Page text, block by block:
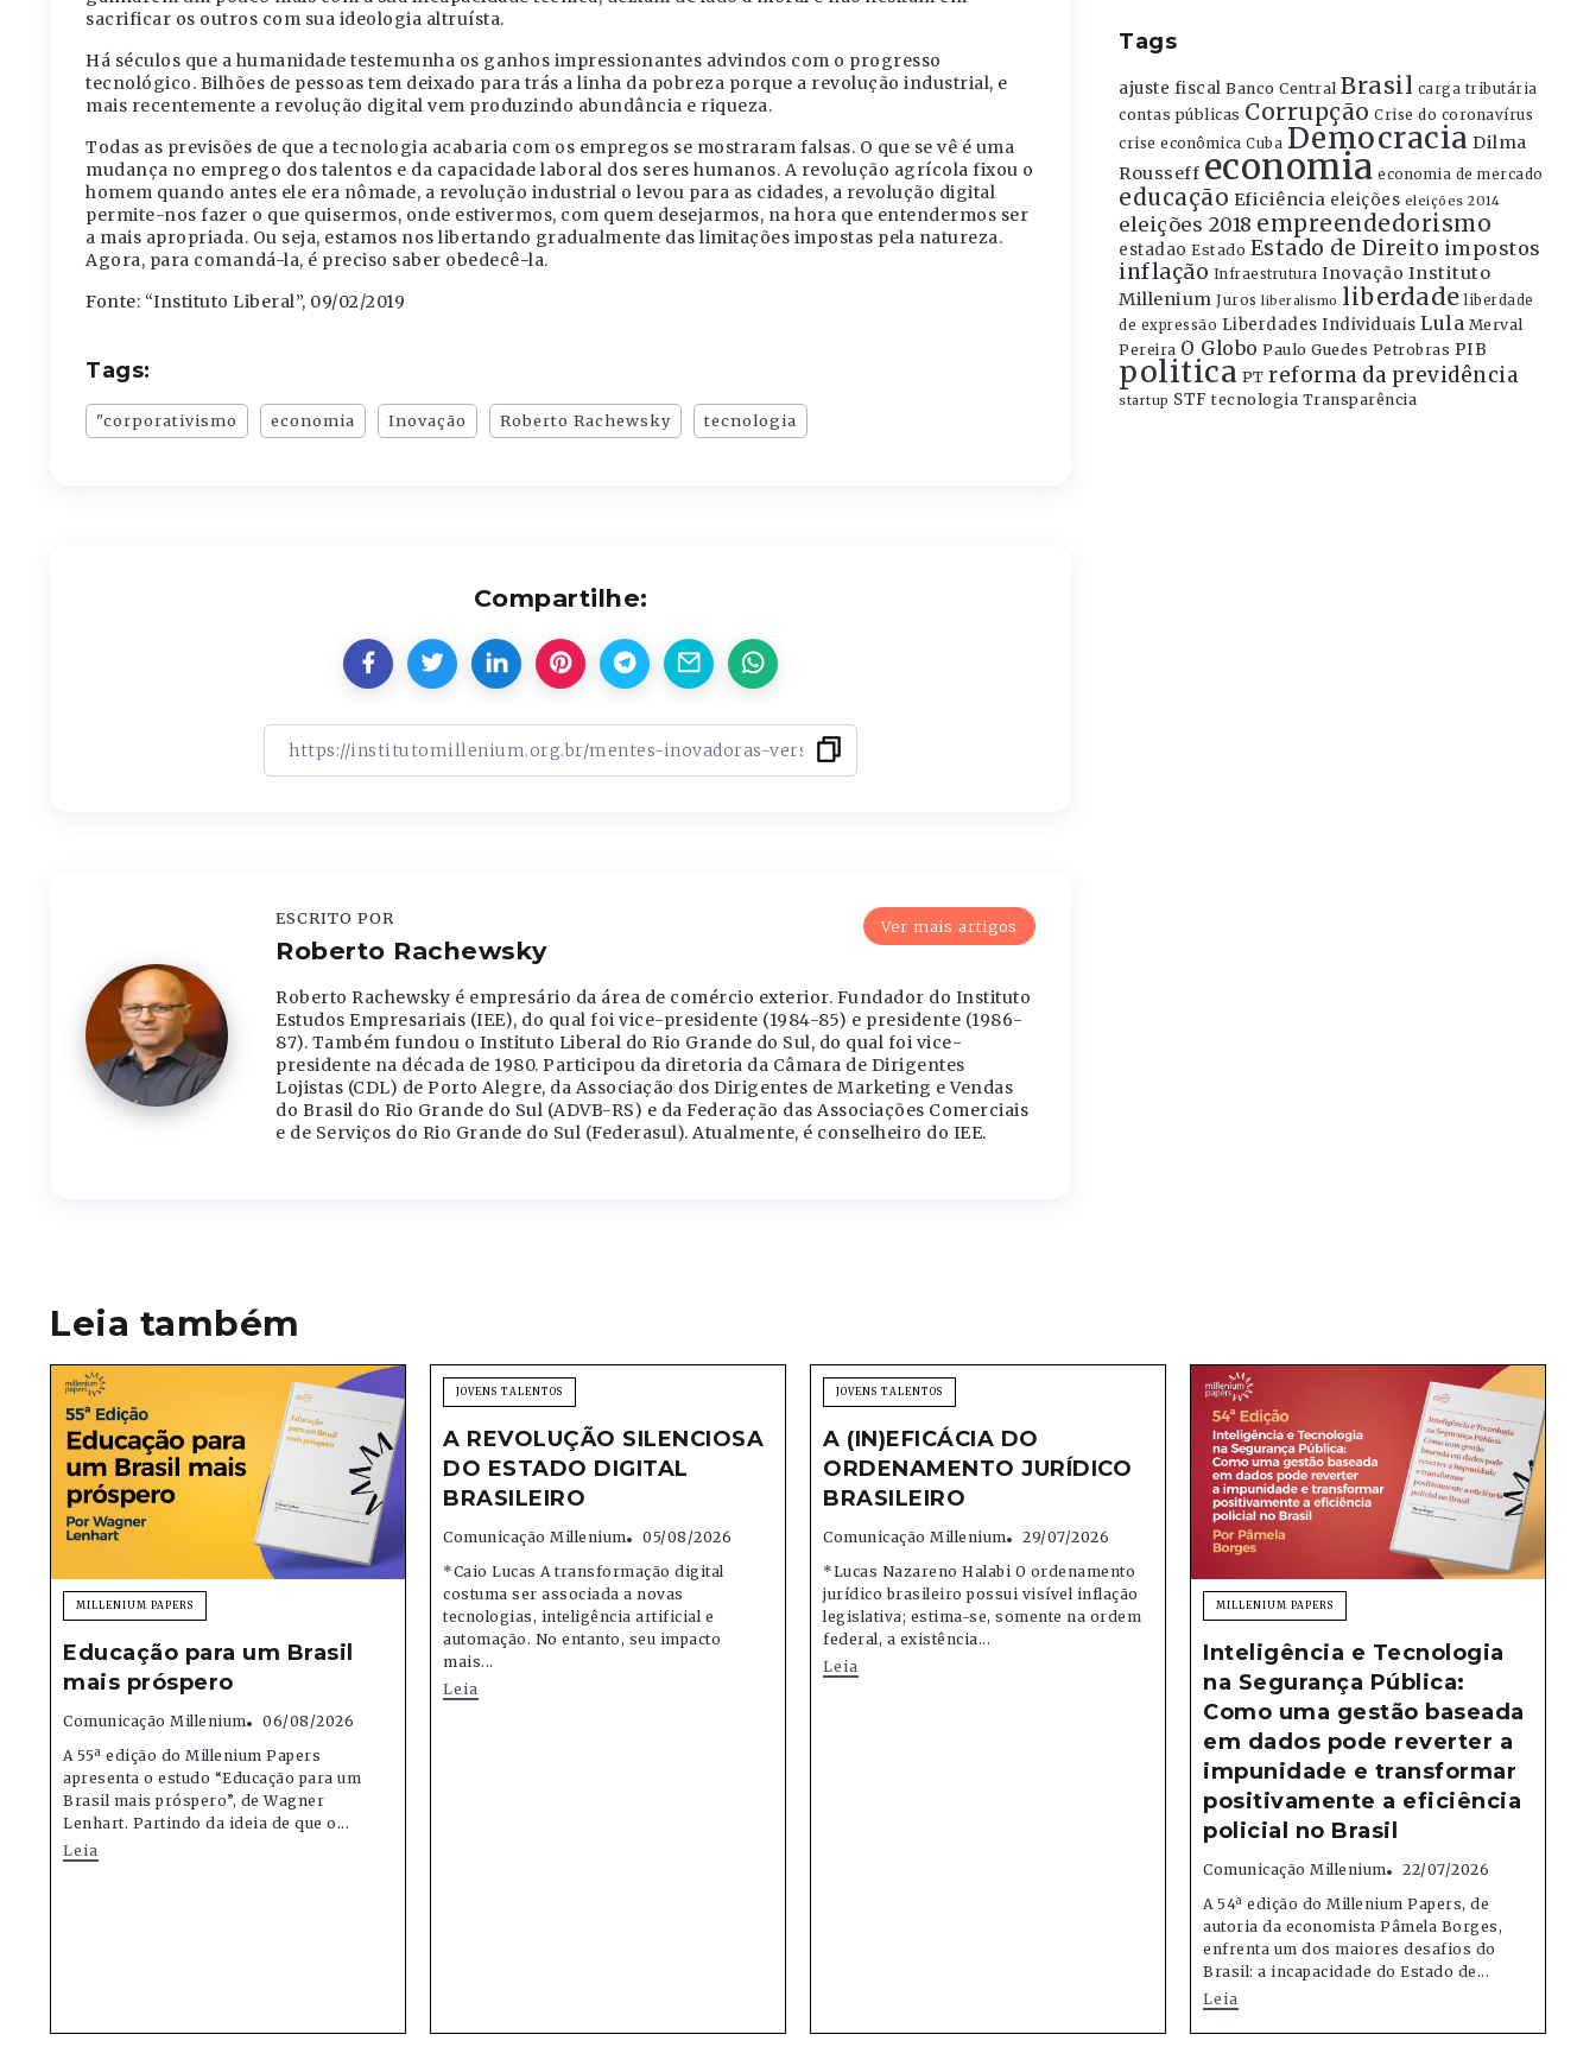
sacrificar os outros com sua ideologia altruísta.
Há séculos que a humanidade testemunha os ganhos impressionantes advindos com o progresso
tecnológico. Bilhões de pessoas tem deixado para trás a linha da pobreza porque a revolução industrial, e
mais recentemente a revolução digital vem produzindo abundância e riqueza.
Todas as previsões de que a tecnologia acabaria com os empregos se mostraram falsas. O que se vê é uma
mudança no emprego dos talentos e da capacidade laboral dos seres humanos. A revolução agrícola fixou o
homem quando antes ele era nômade, a revolução industrial o levou para as cidades, a revolução digital
permite-nos fazer o que quisermos, onde estivermos, com quem desejarmos, na hora que entendermos ser
a mais apropriada. Ou seja, estamos nos libertando gradualmente das limitações impostas pela natureza.
Agora, para comandá-la, é preciso saber obedecê-la.
Fonte: “Instituto Liberal”, 09/02/2019
Tags:
"corporativismo economia Inovação Roberto Rachewsky tecnologia
Compartilhe:
Ver mais artigos
ESCRITO POR
Roberto Rachewsky
Roberto Rachewsky é empresário da área de comércio exterior. Fundador do Instituto
Estudos Empresariais (IEE), do qual foi vice-presidente (1984-85) e presidente (1986-
87). Também fundou o Instituto Liberal do Rio Grande do Sul, do qual foi vice-
presidente na década de 1980. Participou da diretoria da Câmara de Dirigentes
Lojistas (CDL) de Porto Alegre, da Associação dos Dirigentes de Marketing e Vendas
do Brasil do Rio Grande do Sul (ADVB-RS) e da Federação das Associações Comerciais
e de Serviços do Rio Grande do Sul (Federasul). Atualmente, é conselheiro do IEE.
Tags
ajuste fiscal Banco Central Brasil carga tributária
contas públicas Corrupção Crise do coronavírus
crise econômica Cuba Democracia Dilma
Rousseff economia economia de mercado
educação Eficiência eleições eleições 2014
eleições 2018 empreendedorismo
estadao Estado Estado de Direito impostos
inflação Infraestrutura Inovação Instituto
Millenium Juros liberalismo liberdade liberdade
de expressão Liberdades Individuais Lula Merval
Pereira O Globo Paulo Guedes Petrobras PIB
politica PT reforma da previdência
startup STF tecnologia Transparência
Leia também
MILLENIUM PAPERS
Educação para um Brasil
mais próspero
Comunicação Millenium
06/08/2026
A 55ª edição do Millenium Papers
apresenta o estudo “Educação para um
Brasil mais próspero”, de Wagner
Lenhart. Partindo da ideia de que o...
Leia
JOVENS TALENTOS
A REVOLUÇÃO SILENCIOSA
DO ESTADO DIGITAL
BRASILEIRO
Comunicação Millenium
05/08/2026
*Caio Lucas A transformação digital
costuma ser associada a novas
tecnologias, inteligência artificial e
automação. No entanto, seu impacto
mais...
Leia
JOVENS TALENTOS
A (IN)EFICÁCIA DO
ORDENAMENTO JURÍDICO
BRASILEIRO
Comunicação Millenium
29/07/2026
*Lucas Nazareno Halabi O ordenamento
jurídico brasileiro possui visível inflação
legislativa; estima-se, somente na ordem
federal, a existência...
Leia
MILLENIUM PAPERS
Inteligência e Tecnologia
na Segurança Pública:
Como uma gestão baseada
em dados pode reverter a
impunidade e transformar
positivamente a eficiência
policial no Brasil
Comunicação Millenium
22/07/2026
A 54ª edição do Millenium Papers, de
autoria da economista Pâmela Borges,
enfrenta um dos maiores desafios do
Brasil: a incapacidade do Estado de...
Leia